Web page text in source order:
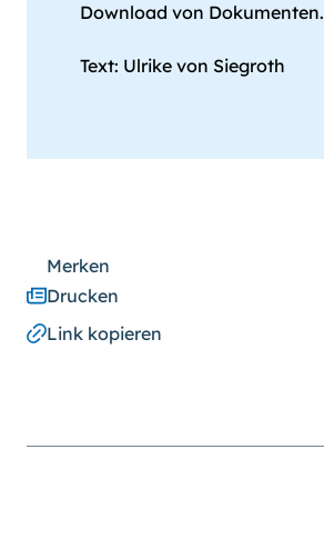
Download von Dokumenten.
Text: Ulrike von Siegroth
Merken
Drucken
Link kopieren